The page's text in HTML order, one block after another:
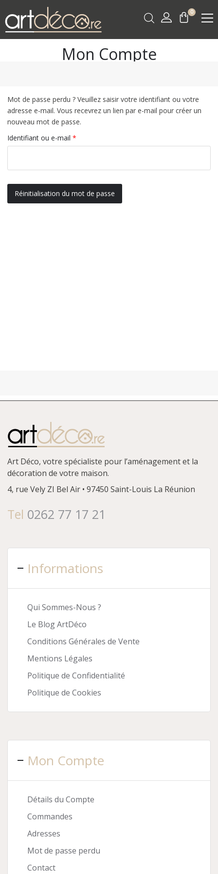
0
Mon Compte
Mot de passe perdu ? Veuillez saisir votre identifiant ou votre
adresse e-mail. Vous recevrez un lien par e-mail pour créer un
nouveau mot de passe.
Identifiant ou e-mail *
Réinitialisation du mot de passe
Art Déco, votre spécialiste pour l’aménagement et la
décoration de votre maison.
4, rue Vely ZI Bel Air • 97450 Saint-Louis La Réunion
Tel 0262 77 17 21
Informations
Qui Sommes-Nous ?
Le Blog ArtDéco
Conditions Générales de Vente
Mentions Légales
Politique de Confidentialité
Politique de Cookies
Mon Compte
Détails du Compte
Commandes
Adresses
Mot de passe perdu
Contact